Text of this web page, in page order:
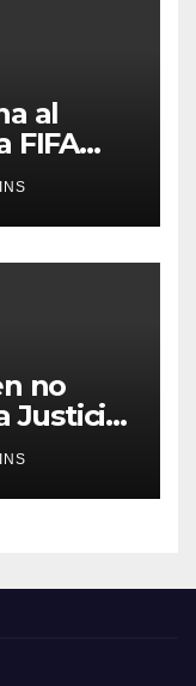
al
FIFA
la
no
Justicia
por la